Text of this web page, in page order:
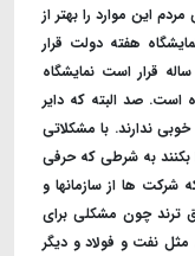
این موارد را بهتر از
هفته دولت قرار
قرار است نمایشگاه
شود و مدت آن هم ۵ روز شده است. ‌صد البته که دایر
ندارند. با مشکلاتی
بکنند به شرطی که حرفی
ها از سازمانها و
ترند چون مشکلی برای
نفت و فولاد و دیگر